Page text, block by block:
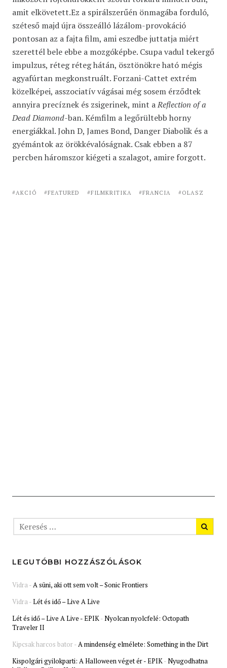
amit elkövetett.Ez a spirálszerűén önmagába forduló,
széteső majd újra összeálló lázálom-provokáció
pontosan az a fajta film, ami eszedbe juttatja miért
szerettél bele ebbe a mozgóképbe. Csupa vadul tekergő
impulzus, réteg réteg hátán, ösztönökre ható mégis
agyafúrtan megkonstruált. Forzani-Cattet extrém
közelképei, asszociatív vágásai még sosem érződtek
annyira precíznek és zsigerinek, mint aReflection of a
Dead Diamond-ban. Kémfilm a legőrültebb horny
energiákkal. John D, James Bond, Danger Diabolik és a
gyémántok az örökkévalóságnak. Csak ebben a 87
percben háromszor kiégeti a szalagot, amire forgott.
AKCIÓ FEATURED FILMKRITIKA FRANCIA OLASZ
LEGUTÓBBI HOZZÁSZÓLÁSOK
Vidra-A süni, aki ott sem volt – Sonic Frontiers
Vidra-Lét és idő – Live A Live
Lét és idő – Live A Live - EPIK-Nyolcan nyolcfelé: Octopath
Traveler II
Kipcsak harcos bator-A mindenség elmélete: Something in the Dirt
Kispolgári gyilokparti: A Halloween véget ér - EPIK-Nyugodhatna